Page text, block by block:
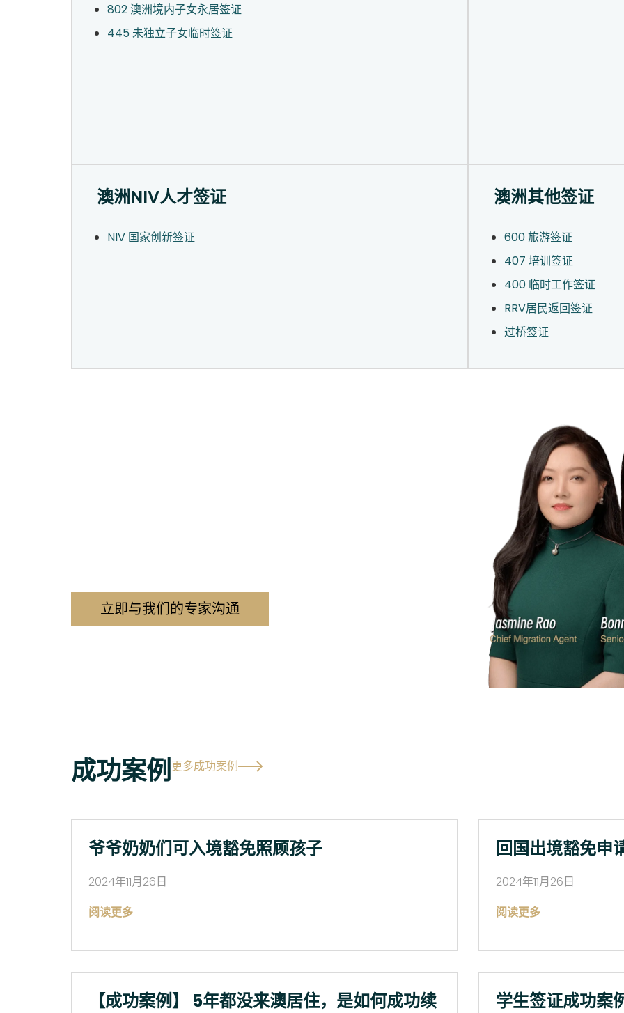
802 澳洲境内子女永居签证
445 未独立子女临时签证
澳洲NIV人才签证
NIV 国家创新签证
澳洲其他签证
600 旅游签证
407 培训签证
400 临时工作签证
RRV居民返回签证
过桥签证
立即与我们的专家沟通
成功案例更多成功案例
爷爷奶奶们可入境豁免照顾孩子
2024年11月26日
阅读更多
回国出境豁免申
2024年11月26日
阅读更多
【成功案例】 5年都没来澳居住，是如何成功续
学生签证成功案